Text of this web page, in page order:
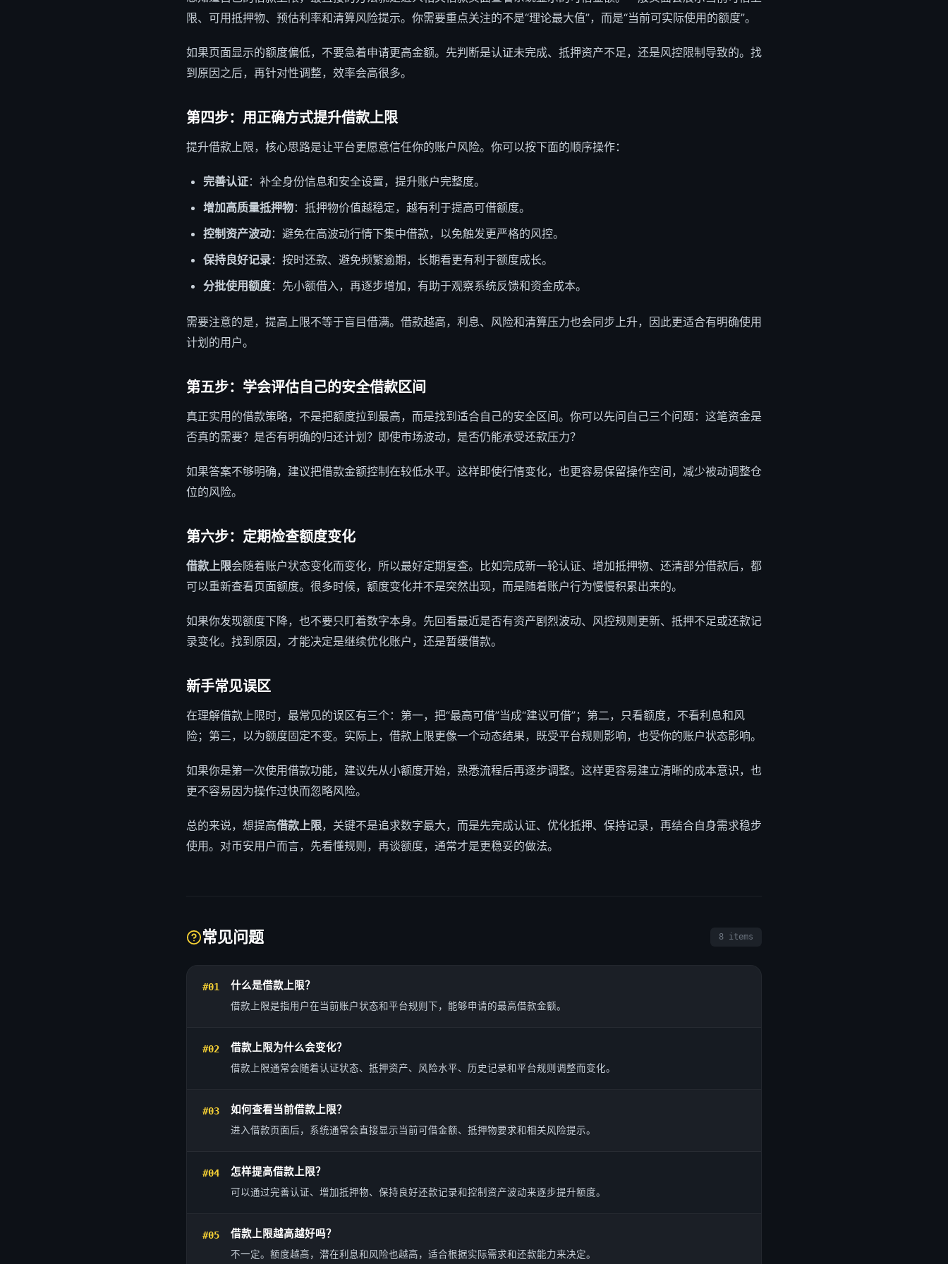
限、可用抵押物、预估利率和清算风险提示。你需要重点关注的不是“理论最大值”，而是“当前可实际使用的额度”。
如果页面显示的额度偏低，不要急着申请更高金额。先判断是认证未完成、抵押资产不足，还是风控限制导致的。找
到原因之后，再针对性调整，效率会高很多。
第四步：用正确方式提升借款上限
提升借款上限，核心思路是让平台更愿意信任你的账户风险。你可以按下面的顺序操作：
完善认证：补全身份信息和安全设置，提升账户完整度。
增加高质量抵押物：抵押物价值越稳定，越有利于提高可借额度。
控制资产波动：避免在高波动行情下集中借款，以免触发更严格的风控。
保持良好记录：按时还款、避免频繁逾期，长期看更有利于额度成长。
分批使用额度：先小额借入，再逐步增加，有助于观察系统反馈和资金成本。
需要注意的是，提高上限不等于盲目借满。借款越高，利息、风险和清算压力也会同步上升，因此更适合有明确使用
计划的用户。
第五步：学会评估自己的安全借款区间
真正实用的借款策略，不是把额度拉到最高，而是找到适合自己的安全区间。你可以先问自己三个问题：这笔资金是
否真的需要？是否有明确的归还计划？即使市场波动，是否仍能承受还款压力？
如果答案不够明确，建议把借款金额控制在较低水平。这样即使行情变化，也更容易保留操作空间，减少被动调整仓
位的风险。
第六步：定期检查额度变化
借款上限会随着账户状态变化而变化，所以最好定期复查。比如完成新一轮认证、增加抵押物、还清部分借款后，都
可以重新查看页面额度。很多时候，额度变化并不是突然出现，而是随着账户行为慢慢积累出来的。
如果你发现额度下降，也不要只盯着数字本身。先回看最近是否有资产剧烈波动、风控规则更新、抵押不足或还款记
录变化。找到原因，才能决定是继续优化账户，还是暂缓借款。
新手常见误区
在理解借款上限时，最常见的误区有三个：第一，把“最高可借”当成“建议可借”；第二，只看额度，不看利息和风
险；第三，以为额度固定不变。实际上，借款上限更像一个动态结果，既受平台规则影响，也受你的账户状态影响。
如果你是第一次使用借款功能，建议先从小额度开始，熟悉流程后再逐步调整。这样更容易建立清晰的成本意识，也
更不容易因为操作过快而忽略风险。
总的来说，想提高借款上限，关键不是追求数字最大，而是先完成认证、优化抵押、保持记录，再结合自身需求稳步
使用。对币安用户而言，先看懂规则，再谈额度，通常才是更稳妥的做法。
常见问题 8 items
#01 什么是借款上限？
借款上限是指用户在当前账户状态和平台规则下，能够申请的最高借款金额。
#02 借款上限为什么会变化？
借款上限通常会随着认证状态、抵押资产、风险水平、历史记录和平台规则调整而变化。
#03 如何查看当前借款上限？
进入借款页面后，系统通常会直接显示当前可借金额、抵押物要求和相关风险提示。
#04 怎样提高借款上限？
可以通过完善认证、增加抵押物、保持良好还款记录和控制资产波动来逐步提升额度。
#05 借款上限越高越好吗？
不一定。额度越高，潜在利息和风险也越高，适合根据实际需求和还款能力来决定。